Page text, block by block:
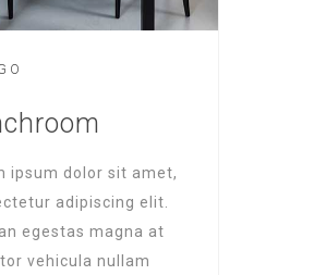
ipsum dolor sit amet,
adipiscing elit.
egestas magna at
vehicula nullam